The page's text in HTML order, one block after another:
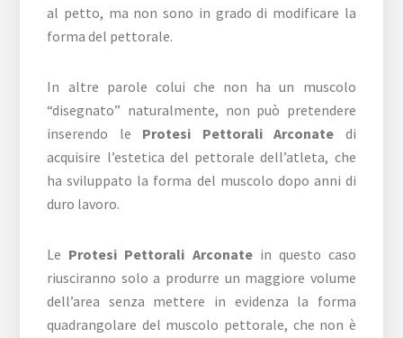
al petto, ma non sono in grado di modificare la
forma del pettorale.
In altre parole colui che non ha un muscolo
“disegnato” naturalmente, non può pretendere
inserendo le Protesi Pettorali Arconate di
acquisire l’estetica del pettorale dell’atleta, che
ha sviluppato la forma del muscolo dopo anni di
duro lavoro.
Le Protesi Pettorali Arconatein questo caso
riusciranno solo a produrre un maggiore volume
dell’area senza mettere in evidenza la forma
quadrangolare del muscolo pettorale, che non è